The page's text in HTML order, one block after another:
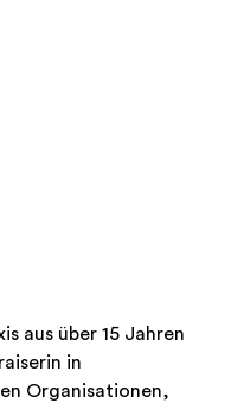
aus über 15 Jahren
in
Organisationen,